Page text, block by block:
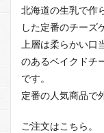
北海道の生乳で作
した定番のチーズ
上層は柔らかい口
のあるベイクドチ
です。
定番の人気商品で
ご注文はこちら。